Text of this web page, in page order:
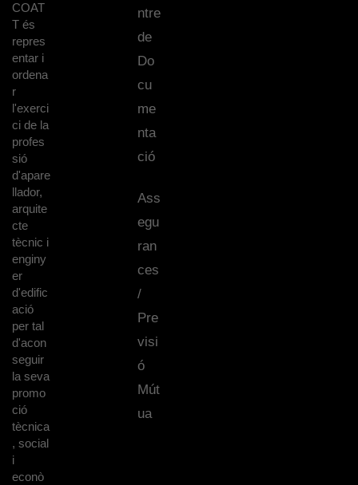
COAT
T és
repres
entar i
ordena
r
l'exerci
ci de la
profes
sió
d'apare
llador,
arquite
cte
tècnic i
enginy
er
d'edific
ació
per tal
d'acon
seguir
la seva
promo
ció
tècnica
, social
i
econò
ntre
de
Do
cu
me
nta
ció
Ass
egu
ran
ces
/
Pre
visi
ó
Mút
ua